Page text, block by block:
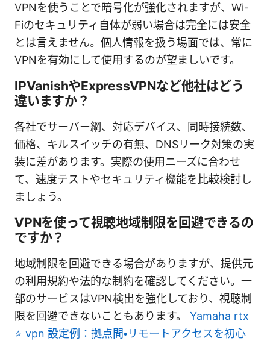
VPNを使うことで暗号化が強化されますが、Wi-
Fiのセキュリティ自体が弱い場合は完全には安全
とは言えません。個人情報を扱う場面では、常に
VPNを有効にして使用するのが望ましいです。
IPVanishやExpressVPNなど他社はどう
違いますか？
各社でサーバー網、対応デバイス、同時接続数、
価格、キルスイッチの有無、DNSリーク対策の実
装に差があります。実際の使用ニーズに合わせ
て、速度テストやセキュリティ機能を比較検討し
ましょう。
VPNを使って視聴地域制限を回避できるの
ですか？
地域制限を回避できる場合がありますが、提供元
の利用規約や法的な制約を確認してください。一
部のサービスはVPN検出を強化しており、視聴制
限を回避できないこともあります。 Yamaha rtx
⭐ vpn 設定例：拠点間・リモートアクセスを初心